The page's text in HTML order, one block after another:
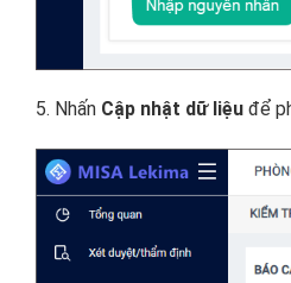
5. Nhấn Cập nhật dữ liệu để